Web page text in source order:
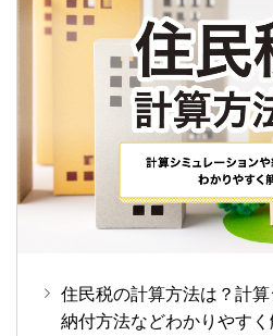
住民税の計算方法は？計
納付方法などわかりやすく